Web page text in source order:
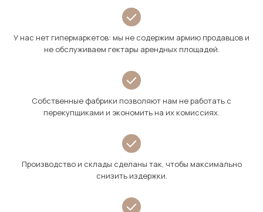
У нас нет гипермаркетов: мы не содержим армию продавцов и
не обслуживаем гектары арендных площадей.
Собственные фабрики позволяют нам не работать с
перекупщиками и экономить на их комиссиях.
Производство и склады сделаны так, чтобы максимально
снизить издержки.